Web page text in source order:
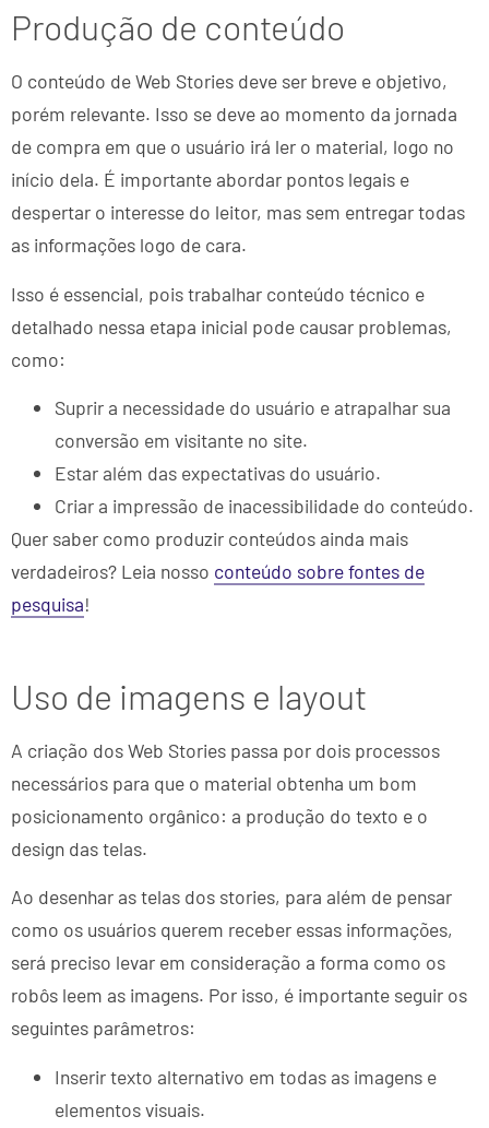
Produção de conteúdo
O conteúdo de Web Stories deve ser breve e objetivo,
porém relevante. Isso se deve ao momento da jornada
de compra em que o usuário irá ler o material, logo no
início dela. É importante abordar pontos legais e
despertar o interesse do leitor, mas sem entregar todas
as informações logo de cara.
Isso é essencial, pois trabalhar conteúdo técnico e
detalhado nessa etapa inicial pode causar problemas,
como:
Suprir a necessidade do usuário e atrapalhar sua
conversão em visitante no site.
Estar além das expectativas do usuário.
Criar a impressão de inacessibilidade do conteúdo.
Quer saber como produzir conteúdos ainda mais
verdadeiros? Leia nosso conteúdo sobre fontes de
pesquisa!
Uso de imagens e layout
A criação dos Web Stories passa por dois processos
necessários para que o material obtenha um bom
posicionamento orgânico: a produção do texto e o
design das telas.
Ao desenhar as telas dos stories, para além de pensar
como os usuários querem receber essas informações,
será preciso levar em consideração a forma como os
robôs leem as imagens. Por isso, é importante seguir os
seguintes parâmetros:
Inserir texto alternativo em todas as imagens e
elementos visuais.